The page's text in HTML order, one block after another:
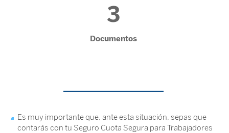
3
Documentos
Es muy importante que, ante esta situación, sepas que
contarás con tu Seguro Cuota Segura para Trabajadores